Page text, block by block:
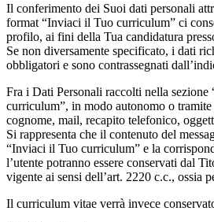
Il conferimento dei Suoi dati personali
format “Inviaci il Tuo curriculum” ci
profilo, ai fini della Tua candidatura
Se non diversamente specificato, i dati
obbligatori e sono contrassegnati
Fra i Dati Personali raccolti nella
curriculum”, in modo autonomo o
cognome, mail, recapito telefonico,
Si rappresenta che il contenuto del
“Inviaci il Tuo curriculum” e la
l’utente potranno essere conservati dal
vigente ai sensi dell’art. 2220 c.c., ossia
Il curriculum vitae verrà invece